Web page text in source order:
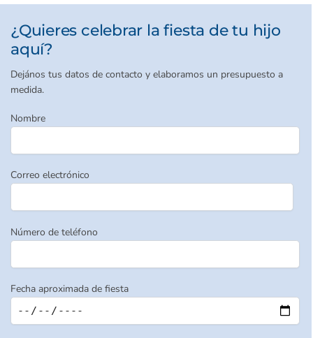
¿Quieres celebrar la fiesta de tu hijo
aquí?
Dejános tus datos de contacto y elaboramos un presupuesto a
medida.
Nombre
Correo electrónico
Número de teléfono
Fecha aproximada de fiesta